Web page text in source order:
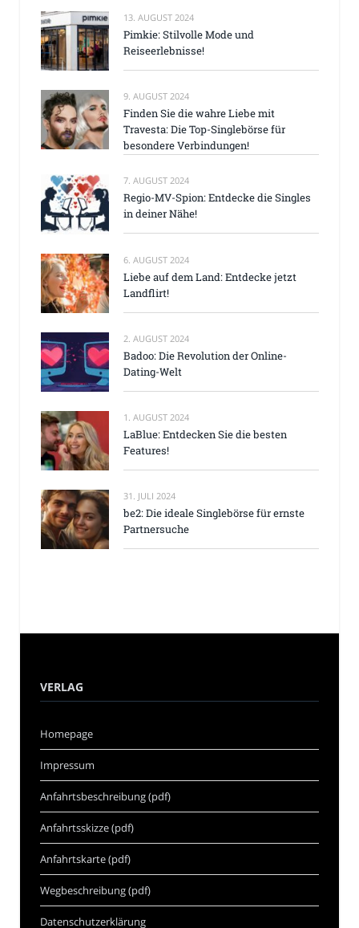
13. AUGUST 2024
Pimkie: Stilvolle Mode und
Reiseerlebnisse!
9. AUGUST 2024
Finden Sie die wahre Liebe mit
Travesta: Die Top-Singlebörse für
besondere Verbindungen!
7. AUGUST 2024
Regio-MV-Spion: Entdecke die Singles
in deiner Nähe!
6. AUGUST 2024
Liebe auf dem Land: Entdecke jetzt
Landflirt!
2. AUGUST 2024
Badoo: Die Revolution der Online-
Dating-Welt
1. AUGUST 2024
LaBlue: Entdecken Sie die besten
Features!
31. JULI 2024
be2: Die ideale Singlebörse für ernste
Partnersuche
VERLAG
Homepage
Impressum
Anfahrtsbeschreibung (pdf)
Anfahrtsskizze (pdf)
Anfahrtskarte (pdf)
Wegbeschreibung (pdf)
Datenschutzerklärung